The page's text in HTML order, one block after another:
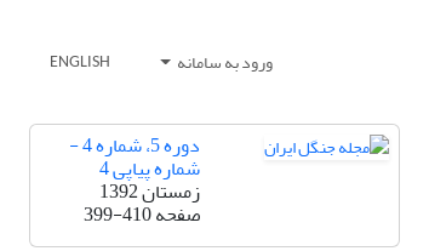
ورود به سامانه ENGLISH
دوره 5، شماره 4 -
شماره پیاپی 4
زمستان 1392
صفحه399-410